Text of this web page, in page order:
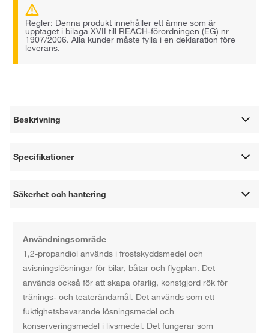
Regler: Denna produkt innehåller ett ämne som är
upptaget i bilaga XVII till REACH-förordningen (EG) nr
1907/2006. Alla kunder måste fylla i en deklaration före
leverans.
Beskrivning
Specifikationer
Säkerhet och hantering
Användningsområde
1,2-propandiol används i frostskyddsmedel och
avisningslösningar för bilar, båtar och flygplan. Det
används också för att skapa ofarlig, konstgjord rök för
tränings- och teaterändamål. Det används som ett
fuktighetsbevarande lösningsmedel och
konserveringsmedel i livsmedel. Det fungerar som